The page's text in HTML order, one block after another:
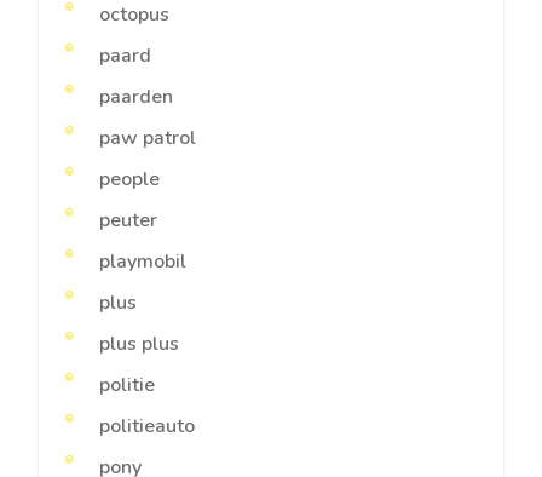
octopus
paard
paarden
paw patrol
people
peuter
playmobil
plus
plus plus
politie
politieauto
pony